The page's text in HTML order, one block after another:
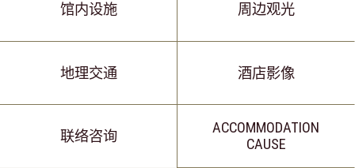
馆内设施 周边观光
地理交通 酒店影像
联络咨询
ACCOMMODATION
CAUSE